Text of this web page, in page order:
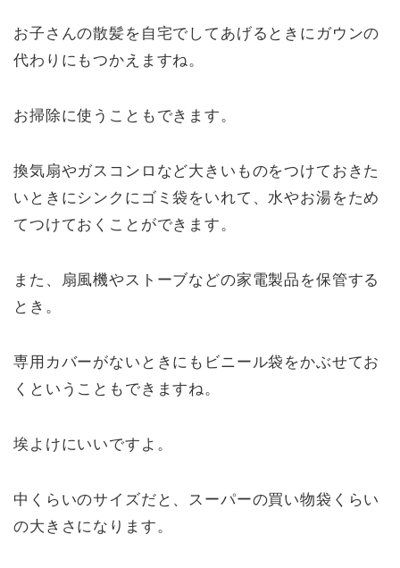
お子さんの散髪を自宅でしてあげるときにガウンの
代わりにもつかえますね。
お掃除に使うこともできます。
換気扇やガスコンロなど大きいものをつけておきた
いときにシンクにゴミ袋をいれて、水やお湯をため
てつけておくことができます。
また、扇風機やストーブなどの家電製品を保管する
とき。
専用カバーがないときにもビニール袋をかぶせてお
くということもできますね。
埃よけにいいですよ。
中くらいのサイズだと、スーパーの買い物袋くらい
の大きさになります。